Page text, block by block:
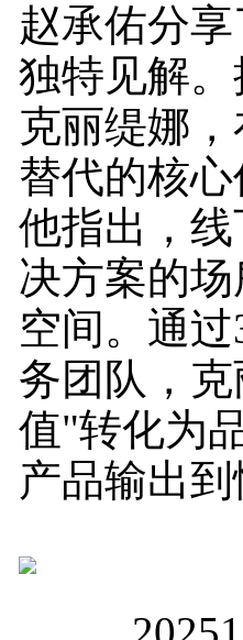
赵承佑分
独特见解
克丽缇娜
替代的核
他指出，
决方案的
空间。通
务团队，
值"转化为
产品输出